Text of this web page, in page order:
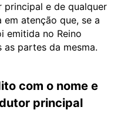
e de qualquer
atenção que, se a
emitida no Reino
partes da mesma.
com o nome e
principal